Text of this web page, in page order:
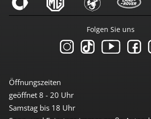
Öffnungszeiten
geöffnet 8 - 20 Uhr
Samstag bis 18 Uhr
Folgen Sie uns